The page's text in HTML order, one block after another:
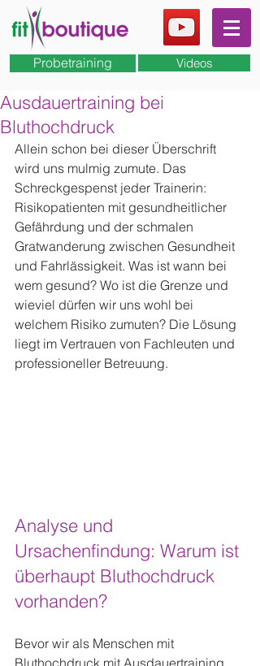
Probetraining Videos
Ausdauertraining bei
Bluthochdruck
Allein schon bei dieser Überschrift
wird uns mulmig zumute. Das
Schreckgespenst jeder Trainerin:
Risikopatienten mit gesundheitlicher
Gefährdung und der schmalen
Gratwanderung zwischen Gesundheit
und Fahrlässigkeit. Was ist wann bei
wem gesund? Wo ist die Grenze und
wieviel dürfen wir uns wohl bei
welchem Risiko zumuten? Die Lösung
liegt im Vertrauen von Fachleuten und
professioneller Betreuung.
Analyse und
Ursachenfindung: Warum ist
überhaupt Bluthochdruck
vorhanden?
Bevor wir als Menschen mit